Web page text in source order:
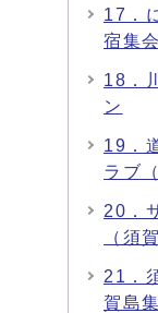
17．
宿集
18．
ン
19．
ラブ
20．
（須
21．
賀島